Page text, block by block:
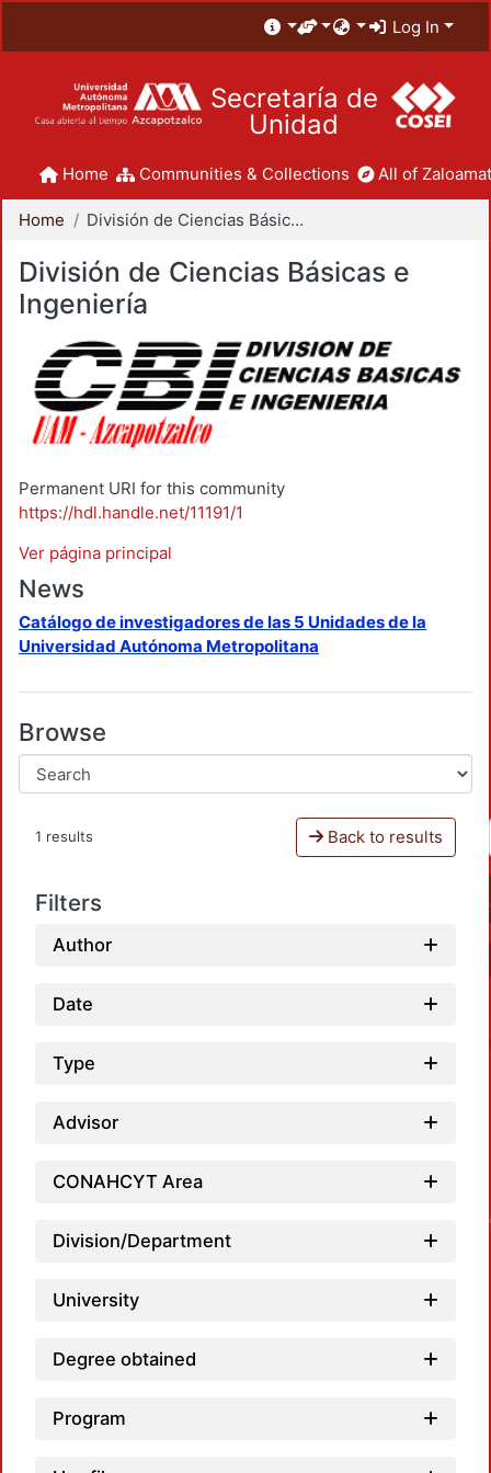
Log In
Secretaría de
Unidad
Home Communities & Collections All of
Home División de Ciencias Básicas e Ingeniería
División de Ciencias Básicas e
Ingeniería
Permanent URI for this community
https://hdl.handle.net/11191/1
Ver página principal
News
Catálogo de investigadores de las 5 Unidades de la
Universidad Autónoma Metropolitana
Browse
1 results Back to results
Filters
Author
Date
Type
Advisor
CONAHCYT Area
Division/Department
University
Degree obtained
Program